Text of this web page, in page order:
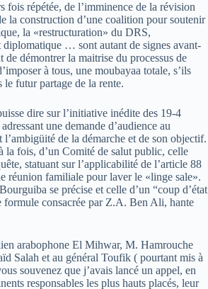
fois répétée, de l’imminence de la révision
la construction d’une coalition pour soutenir
la «restructuration» du DRS,
… sont autant de signes avant-
démontrer la maitrise du processus de
à tous, une moubayaa totale, s’ils
le futur partage de la rente.
dire sur l’initiative inédite des 19-4
une demande d’audience au
l’ambigüité de la démarche et de son objectif.
la fois, d’un Comité de salut public, celle
statuant sur l’applicabilité de l’article 88
réunion familiale pour laver le «linge sale».
se précise et celle d’un “coup d’état
formule consacrée par Z.A. Ben Ali, hante
arabophone El Mihwar, M. Hamrouche
Salah et au général Toufik ( pourtant mis à
souvenez que j’avais lancé un appel, en
responsables les plus hauts placés, leur